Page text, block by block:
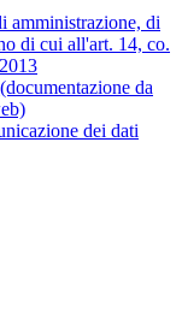
amministrazione, di
di cui all'art. 14, co.
da
dei dati